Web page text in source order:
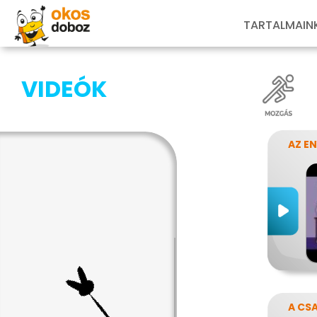
VIDEÓK